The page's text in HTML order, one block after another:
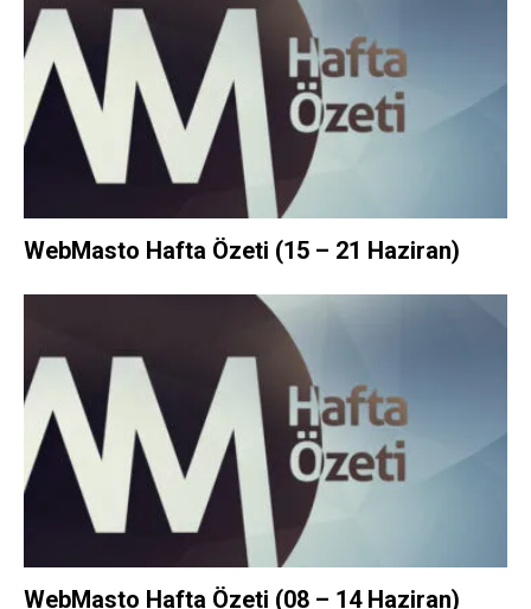
WebMasto Hafta Özeti (15 – 21 Haziran)
WebMasto Hafta Özeti (08 – 14 Haziran)